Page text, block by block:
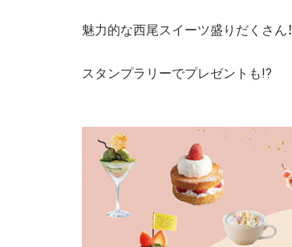
魅力的な西尾スイーツ盛りだくさん！
スタンプラリーでプレゼントも!?